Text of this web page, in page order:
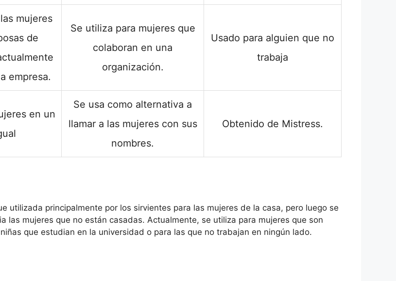
mujeres
de
empresa.
Se utiliza para mujeres que
colaboran en una
organización.
Usado para alguien que no
trabaja
en un
Se usa como alternativa a
llamar a las mujeres con sus
nombres.
Obtenido de Mistress.
utilizada principalmente por los sirvientes para las mujeres de la casa, pero luego se
las mujeres que no están casadas. Actualmente, se utiliza para mujeres que son
que estudian en la universidad o para las que no trabajan en ningún lado.